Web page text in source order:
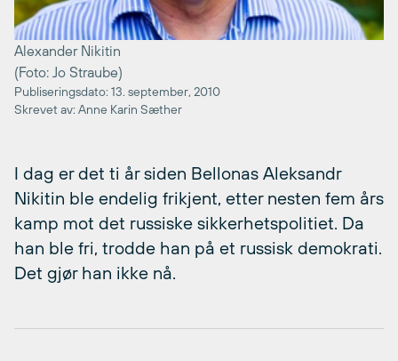
Alexander Nikitin
(Foto: Jo Straube)
Publiseringsdato: 13. september, 2010
Skrevet av: Anne Karin Sæther
I dag er det ti år siden Bellonas Aleksandr
Nikitin ble endelig frikjent, etter nesten fem års
kamp mot det russiske sikkerhetspolitiet. Da
han ble fri, trodde han på et russisk demokrati.
Det gjør han ikke nå.